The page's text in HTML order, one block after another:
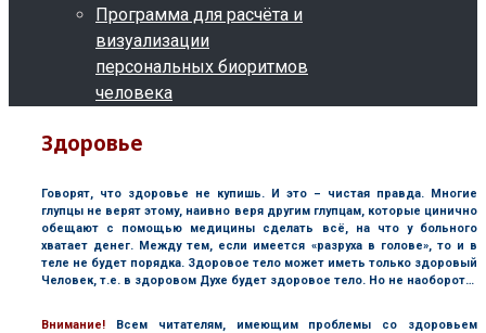
Программа для расчёта и
визуализации
персональных биоритмов
человека
Здоровье
Говорят, что здоровье не купишь. И это – чистая правда. Многие
глупцы не верят этому, наивно веря другим глупцам, которые цинично
обещают с помощью медицины сделать всё, на что у больного
хватает денег. Между тем, если имеется «разруха в голове», то и в
теле не будет порядка. Здоровое тело может иметь только здоровый
Человек, т.е. в здоровом Духе будет здоровое тело. Но не наоборот…
Внимание! Всем читателям, имеющим проблемы со здоровьем